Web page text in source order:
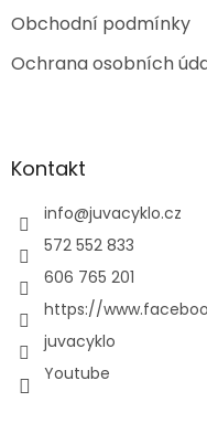
Obchodní podmínky
Ochrana osobních
Kontakt
info@juvacyklo.cz
572 552 833
606 765 201
https://
juvacyklo
Youtube